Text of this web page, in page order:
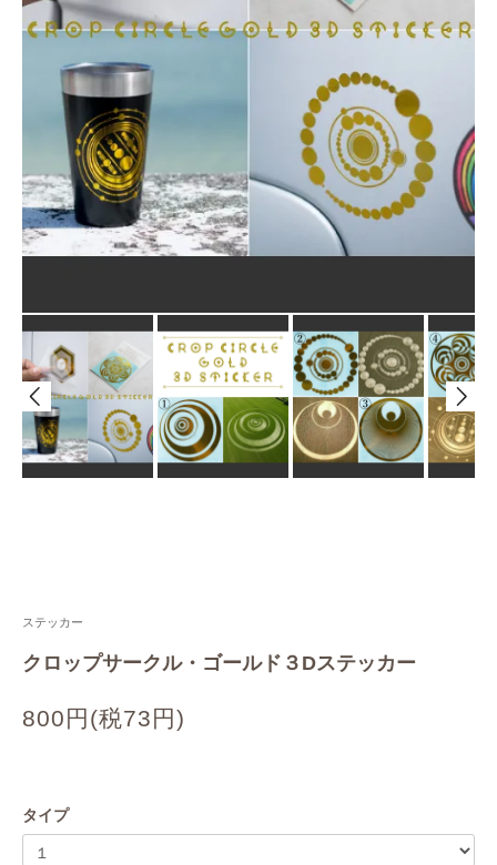
ステッカー
クロップサークル・ゴールド３Dステッカー
800円(税73円)
タイプ